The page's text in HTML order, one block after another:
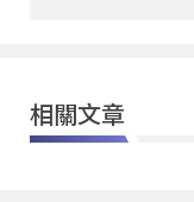
相關文章